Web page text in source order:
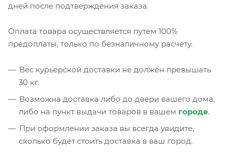
дней после подтверждения заказа.
Оплата товара осуществляется путем 100%
предоплаты, только по безналичному расчету.
Вес курьерской доставки не должен превышать
30 кг.
Возможна доставка либо до двери вашего дома,
либо на пункт выдачи товаров в вашем городе.
При оформлении заказа вы всегда увидите,
сколько будет стоить доставка в ваш город.